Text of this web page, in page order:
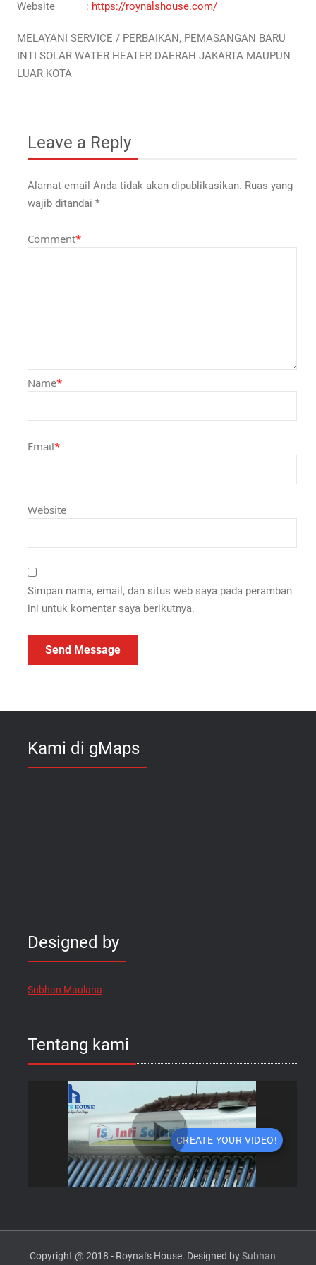
Website : https://roynalshouse.com/
MELAYANI SERVICE / PERBAIKAN, PEMASANGAN BARU
INTI SOLAR WATER HEATER DAERAH JAKARTA MAUPUN
LUAR KOTA
Leave a Reply
Alamat email Anda tidak akan dipublikasikan. Ruas yang
wajib ditandai *
Comment*
Name*
Email*
Website
Simpan nama, email, dan situs web saya pada peramban
ini untuk komentar saya berikutnya.
Kami di gMaps
Designed by
Subhan Maulana
Tentang kami
Copyright @ 2018 - Roynal's House. Designed bySubhan